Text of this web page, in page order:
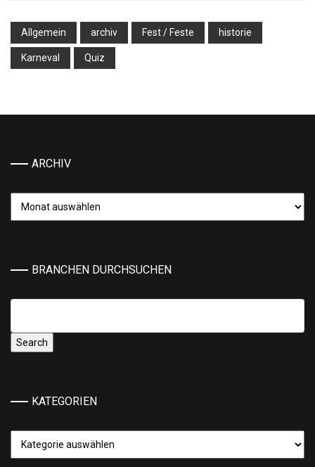
Allgemein archiv Fest / Feste historie
Karneval Quiz
ARCHIV
BRANCHEN DURCHSUCHEN
KATEGORIEN